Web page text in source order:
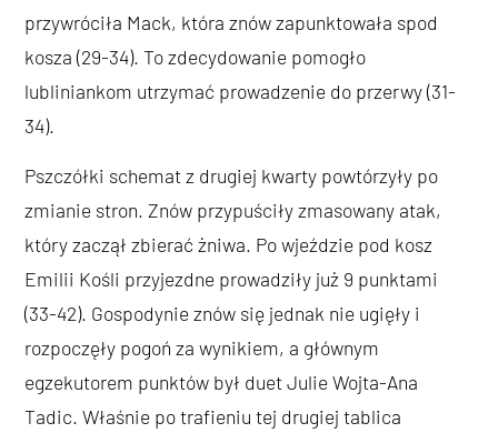
przywróciła Mack, która znów zapunktowała spod
kosza (29-34). To zdecydowanie pomogło
lubliniankom utrzymać prowadzenie do przerwy (31-
34).
Pszczółki schemat z drugiej kwarty powtórzyły po
zmianie stron. Znów przypuściły zmasowany atak,
który zaczął zbierać żniwa. Po wjeździe pod kosz
Emilii Kośli przyjezdne prowadziły już 9 punktami
(33-42). Gospodynie znów się jednak nie ugięły i
rozpoczęły pogoń za wynikiem, a głównym
egzekutorem punktów był duet Julie Wojta-Ana
Tadic. Właśnie po trafieniu tej drugiej tablica